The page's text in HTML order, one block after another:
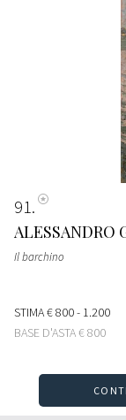
91
ALESSANDRO
Il barchino
STIMA€ 800 - 1.200
BASE D'ASTA€ 800